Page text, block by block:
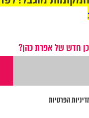
חדש של אפרת כהן?
הפרטיות